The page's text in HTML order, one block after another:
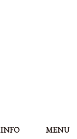
INFO MENU